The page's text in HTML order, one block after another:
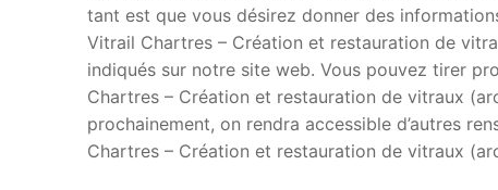
tant est que vous désirez donner des
Vitrail Chartres – Création et restauration de
indiqués sur notre site web. Vous pouvez tirer
Chartres – Création et restauration de vitraux
prochainement, on rendra accessible d’autres
Chartres – Création et restauration de vitraux